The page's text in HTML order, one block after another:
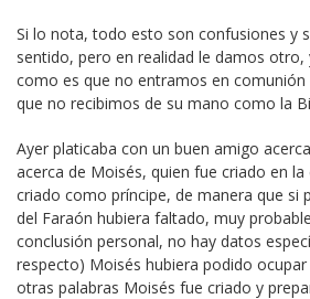
Si lo nota, todo esto son confusiones y
sentido, pero en realidad le damos
como es que no entramos en
que no recibimos de su mano como la
Ayer platicaba con un buen amigo
acerca de Moisés, quien fue criado en
criado como príncipe, de manera que si
del Faraón hubiera faltado, muy
conclusión personal, no hay datos
respecto) Moisés hubiera podido
otras palabras Moisés fue criado y